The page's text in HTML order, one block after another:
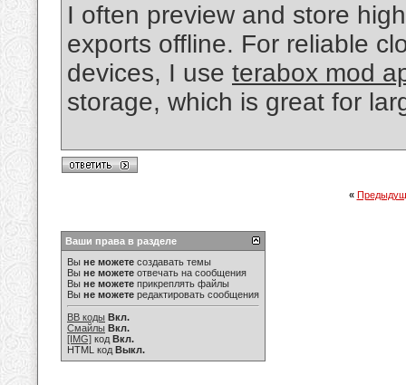
I often preview and store
exports offline. For reliable
devices, I use terabox mod
storage, which is great for
«
Ваши права в разделе
Вы не можете создавать темы
Вы не можете отвечать на сообщения
Вы не можете прикреплять файлы
Вы не можете редактировать сообщения
BB коды Вкл.
Смайлы Вкл.
[IMG] код Вкл.
HTML код Выкл.